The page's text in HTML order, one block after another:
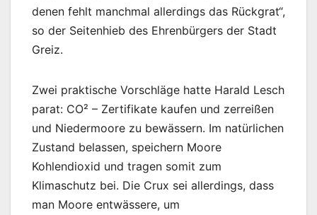
denen fehlt manchmal allerdings das Rückgrat“,
so der Seitenhieb des Ehrenbürgers der Stadt
Greiz.
Zwei praktische Vorschläge hatte Harald Lesch
parat: CO² – Zertifikate kaufen und zerreißen
und Niedermoore zu bewässern. Im natürlichen
Zustand belassen, speichern Moore
Kohlendioxid und tragen somit zum
Klimaschutz bei. Die Crux sei allerdings, dass
man Moore entwässere, um